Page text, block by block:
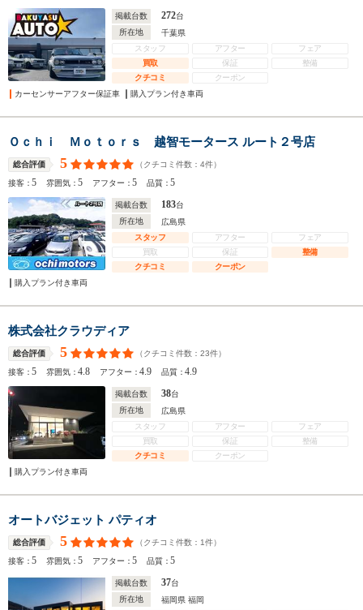
掲載台数 272台
所在地
千葉県
スタッフ
アフター
フェア
買取
保証
整備
クチコミ
クーポン
カーセンサーアフター保証車
購入プラン付き車両
Ｏｃｈｉ Ｍｏｔｏｒｓ 越智モータース ルート２号店
総合評価 5 （クチコミ件数： 4件）
接客：5 雰囲気：5 アフター：5 品質：5
掲載台数 183台
所在地
広島県
スタッフ
アフター
フェア
買取
保証
整備
クチコミ
クーポン
購入プラン付き車両
株式会社クラウディア
総合評価 5 （クチコミ件数： 23件）
接客：5 雰囲気：4.8 アフター：4.9 品質：4.9
掲載台数 38台
所在地
広島県
スタッフ
アフター
フェア
買取
保証
整備
クチコミ
クーポン
購入プラン付き車両
オートバジェット パティオ
総合評価 5 （クチコミ件数： 1件）
接客：5 雰囲気：5 アフター：5 品質：5
掲載台数 37台
所在地
福岡県 福岡